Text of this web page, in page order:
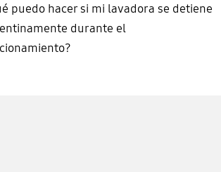
puedo hacer si mi lavadora se detiene
durante el